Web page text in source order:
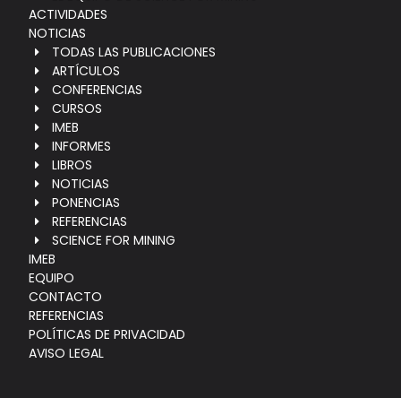
ACTIVIDADES
NOTICIAS
TODAS LAS PUBLICACIONES
ARTÍCULOS
CONFERENCIAS
CURSOS
IMEB
INFORMES
LIBROS
NOTICIAS
PONENCIAS
REFERENCIAS
SCIENCE FOR MINING
IMEB
EQUIPO
CONTACTO
REFERENCIAS
POLÍTICAS DE PRIVACIDAD
AVISO LEGAL